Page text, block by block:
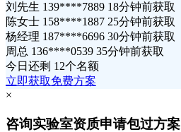
刘先生 139****7889 18分钟前获取
陈女士 158****1887 25分钟前获取
杨经理 187****6696 30分钟前获取
周总 136****0539 35分钟前获取
今日还剩 12个名额
立即获取免费方案
×
咨询实验室资质申请包过方案